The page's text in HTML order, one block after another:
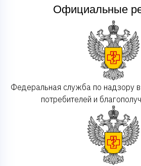
Официальные
Федеральная служба по надзору
потребителей и